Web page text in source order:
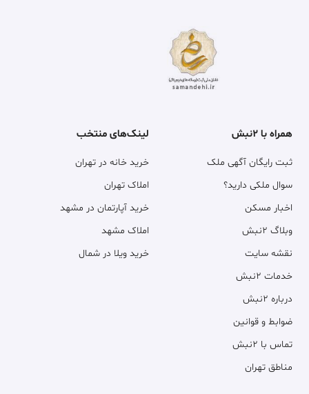
همراه با ۲نبش
ثبت رایگان آگهی ملک
سوال ملکی دارید؟
اخبار مسکن
وبلاگ ۲نبش
نقشه سایت
خدمات ۲نبش
درباره ۲نبش
ضوابط و قوانین
تماس با ۲نبش
مناطق تهران
لینک‌های منتخب
خرید خانه در تهران
املاک تهران
خرید آپارتمان در مشهد
املاک مشهد
خرید ویلا در شمال